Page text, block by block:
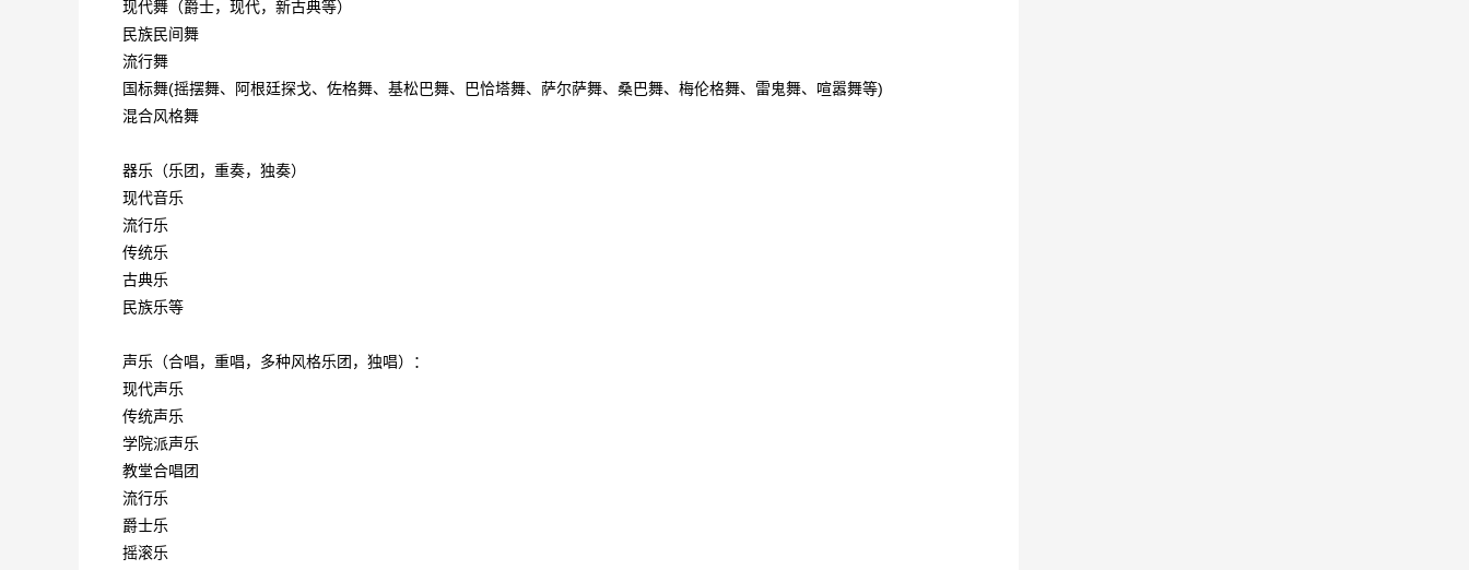
现代舞（爵士，现代，新古典等）
民族民间舞
流行舞
国标舞(摇摆舞、阿根廷探戈、佐格舞、基松巴舞、巴恰塔舞、萨尔萨舞、桑巴舞、梅伦格舞、雷鬼舞、喧嚣舞等)
混合风格舞
器乐（乐团，重奏，独奏）
现代音乐
流行乐
传统乐
古典乐
民族乐等
声乐（合唱，重唱，多种风格乐团，独唱）：
现代声乐
传统声乐
学院派声乐
教堂合唱团
流行乐
爵士乐
摇滚乐